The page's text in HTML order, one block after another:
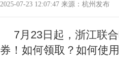
2025-07-23 12:07:47 来源：杭州发布
7月23日起，浙江联
券！如何领取？如何使